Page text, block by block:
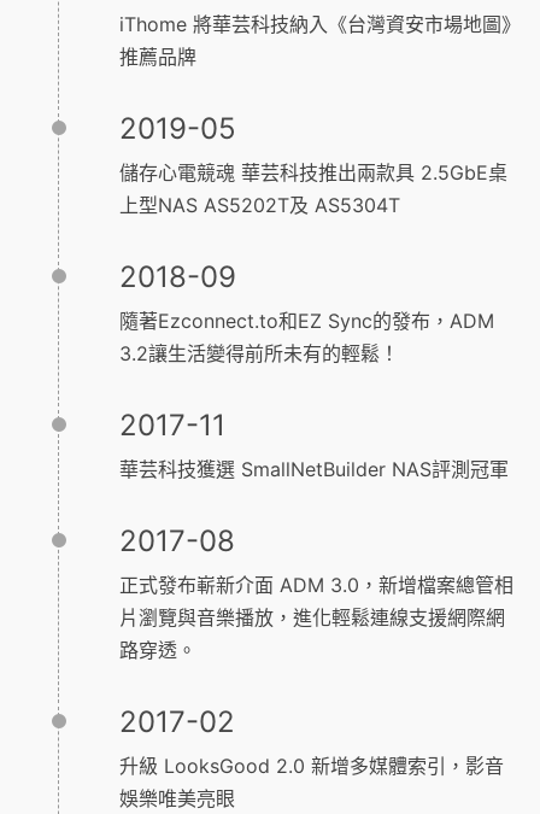
iThome 將華芸科技納入《台灣資安市場地圖》
推薦品牌
2019-05
儲存心電競魂 華芸科技推出兩款具 2.5GbE桌
上型NAS AS5202T及 AS5304T
2018-09
隨著Ezconnect.to和EZ Sync的發布，ADM
3.2讓生活變得前所未有的輕鬆！
2017-11
華芸科技獲選 SmallNetBuilder NAS評測冠軍
2017-08
正式發布嶄新介面 ADM 3.0，新增檔案總管相
片瀏覽與音樂播放，進化輕鬆連線支援網際網
路穿透。
2017-02
升級 LooksGood 2.0 新增多媒體索引，影音
娛樂唯美亮眼